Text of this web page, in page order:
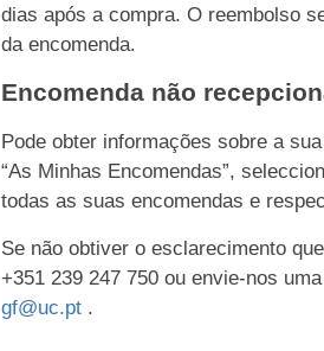
dias após a compra. O reembolso
da encomenda.
Encomenda não
Pode obter informações sobre a
“As Minhas Encomendas”,
todas as suas encomendas e
Se não obtiver o esclarecimento
+351 239 247 750 ou envie-nos
gf@uc.pt .